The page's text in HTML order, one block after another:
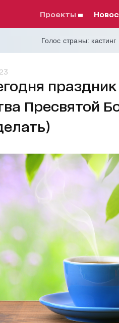
проекты
Голос страны: кастинг
Пресвятой